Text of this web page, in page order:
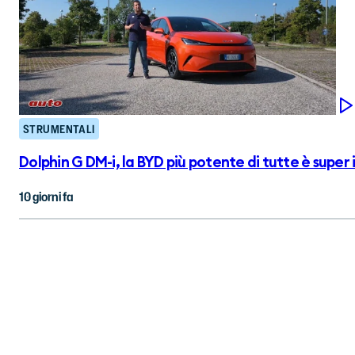
STRUMENTALI
Dolphin G DM-i, la BYD più potente di tutte è super
10 giorni fa